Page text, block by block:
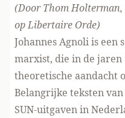
(Door Thom
op Libertaire Orde)
Johannes Agnoli is een
marxist, die in de jaren
theoretische aandacht
Belangrijke teksten
SUN-uitgaven in